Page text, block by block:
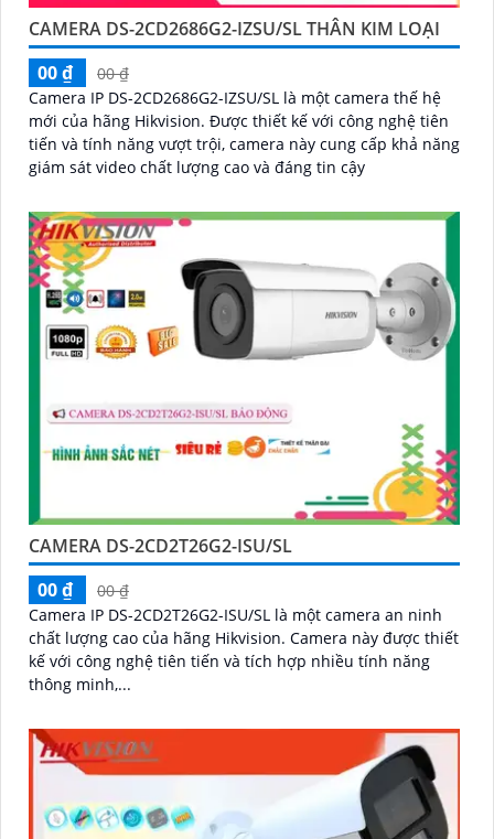
CAMERA DS-2CD2686G2-IZSU/SL THÂN KIM LOẠI
00 ₫
00 ₫
Camera IP DS-2CD2686G2-IZSU/SL là một camera thế hệ
mới của hãng Hikvision. Được thiết kế với công nghệ tiên
tiến và tính năng vượt trội, camera này cung cấp khả năng
giám sát video chất lượng cao và đáng tin cậy
CAMERA DS-2CD2T26G2-ISU/SL
00 ₫
00 ₫
Camera IP DS-2CD2T26G2-ISU/SL là một camera an ninh
chất lượng cao của hãng Hikvision. Camera này được thiết
kế với công nghệ tiên tiến và tích hợp nhiều tính năng
thông minh,...